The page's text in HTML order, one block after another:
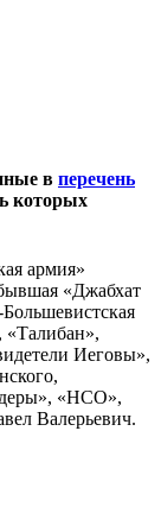
в перечень
которых
армия»
«Джабхат
Иеговы»,
«НСО»,
Валерьевич.